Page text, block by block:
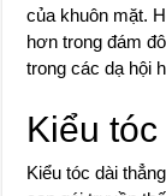
của khuôn mặt.
hơn trong đám
trong các dạ hội
Kiểu
Kiểu tóc dài